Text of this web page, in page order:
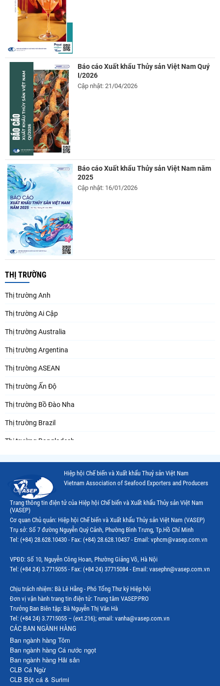
Báo cáo Xuất khẩu Thủy sản Việt Nam Quý
I/2026
Cập nhật: 21/04/2026
Báo cáo Xuất khẩu Thủy sản Việt Nam năm
2025
Cập nhật: 16/01/2026
THỊ TRƯỜNG
Thị trường Anh
Thị trường Ai Cập
Thị trường Australia
Thị trường Argentina
Thị trường ASEAN
Thị trường Ấn Độ
Thị trường Bồ Đào Nha
Thị trường Brazil
Thị trường Bangladesh
Thị trường Canada
Thị trường Ecuador
Thị trường EU
Thị trường Indonesia
Thị trường Mỹ
Thị trường Nga
Thị trường Hàn Quốc
Thị trường Nhật Bản
Thị trường Thái Lan
Thị trường Trung Quốc
Thị trường Philippines
Hiệp hội Chế biến và Xuất khẩu Thuỷ sản Việt Nam
Vietnam Association of Seafood Exporters and Producers
Trang thông tin điện tử của Hiệp hội Chế biến và Xuất khẩu Thủy sản Việt Nam
(VASEP)
Cơ quan Chủ quản: Hiệp hội Chế biến và Xuất khẩu Thủy sản Việt Nam (VASEP)
Trụ sở: Số 7 đường Nguyễn Quý Cảnh, Phường Bình Trưng, Tp.Hồ Chí Minh
Tel: (+84) 28.628.10430 - Fax: (+84) 28.628.10437 - Email: vphcm@vasep.com.vn
VPĐD: Số 10, Nguyễn Công Hoan, Phường Giảng Võ, Hà Nội
Tel: (+84 24) 3.7715055 - Fax: (+84 24) 37715084 - Email: vasephn@vasep.com.vn
Chịu trách nhiệm: Bà Lê Hằng - Phó Tổng Thư ký Hiệp hội
Đơn vị vận hành trang tin điện tử: Trung tâm VASEP.PRO
Trưởng Ban Biên tập: Bà Nguyễn Thị Vân Hà
Tel: (+84 24) 3.7715055 – (ext.216); email: vanha@vasep.com.vn
CÁC BAN NGÀNH HÀNG
Ban ngành hàng Tôm
Ban ngành hàng Cá nước ngọt
Ban ngành hàng Hải sản
CLB Cá Ngừ
CLB Bột cá & Surimi